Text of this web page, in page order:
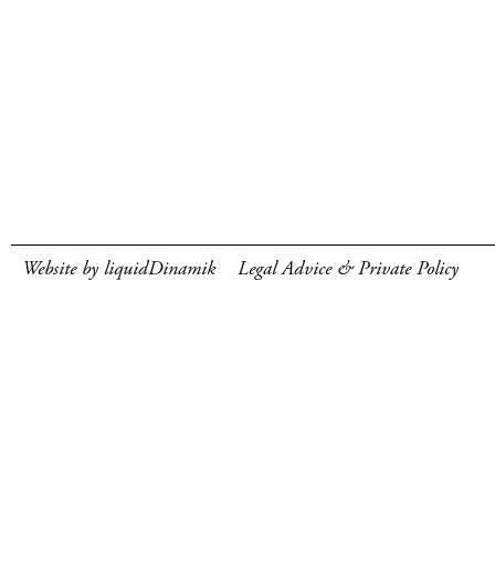
Website by liquidDinamik Legal Advice & Private Policy